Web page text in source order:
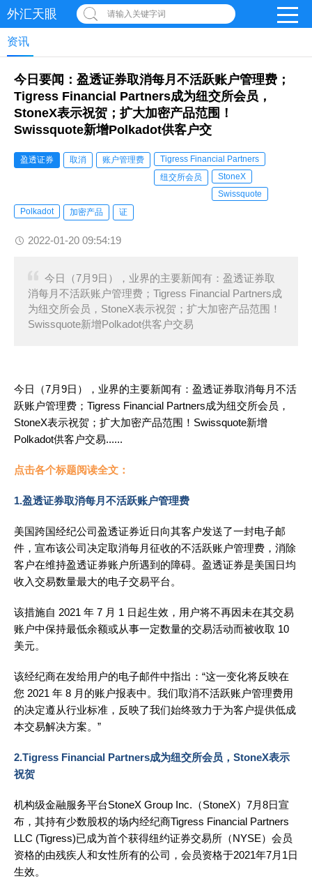
外汇天眼 请输入关键字词
资讯
今日要闻：盈透证券取消每月不活跃账户管理费；
Tigress Financial Partners成为纽交所会员，
StoneX表示祝贺；扩大加密产品范围！
Swissquote新增Polkadot供客户交
盈透证券 取消 账户管理费
Tigress Financial Partners
纽交所会员
StoneX
Swissquote
Polkadot
加密产品 证
2022-01-20 09:54:19
今日（7月9日），业界的主要新闻有：盈透证券取
消每月不活跃账户管理费；Tigress Financial Partners成
为纽交所会员，StoneX表示祝贺；扩大加密产品范围！
Swissquote新增Polkadot供客户交易
今日（7月9日），业界的主要新闻有：盈透证券取消每月不活
跃账户管理费 ；Tigress Financial Partners成为纽交所会员，
StoneX表示祝贺；扩大加密产品范围！Swissquote新增
Polkadot供客户交易......
点击各个标题阅读全文：
1.盈透证券取消每月不活跃账户管理费
美国跨国经纪公司盈透证券近日向其客户发送了一封电子邮
件，宣布该公司决定取消每月征收的不活跃账户管理费，消除
客户在维持盈透证券账户所遇到的障碍。盈透证券是美国日均
收入交易数量最大的电子交易平台。
该措施自 2021 年 7 月 1 日起生效，用户将不再因未在其交易
账户中保持最低余额或从事一定数量的交易活动而被收取 10
美元。
该经纪商在发给用户的电子邮件中指出：“这一变化将反映在
您 2021 年 8 月的账户报表中。我们取消不活跃账户管理费用
的决定遵从行业标准，反映了我们始终致力于为客户提供低成
本交易解决方案。”
2.Tigress Financial Partners成为纽交所会员，StoneX表示
祝贺
机构级金融服务平台StoneX Group Inc.（StoneX）7月8日宣
布，其持有少数股权的场内经纪商Tigress Financial Partners
LLC (Tigress)已成为首个获得纽约证券交易所（NYSE）会员
资格的由残疾人和女性所有的公司，会员资格于2021年7月1日
生效。